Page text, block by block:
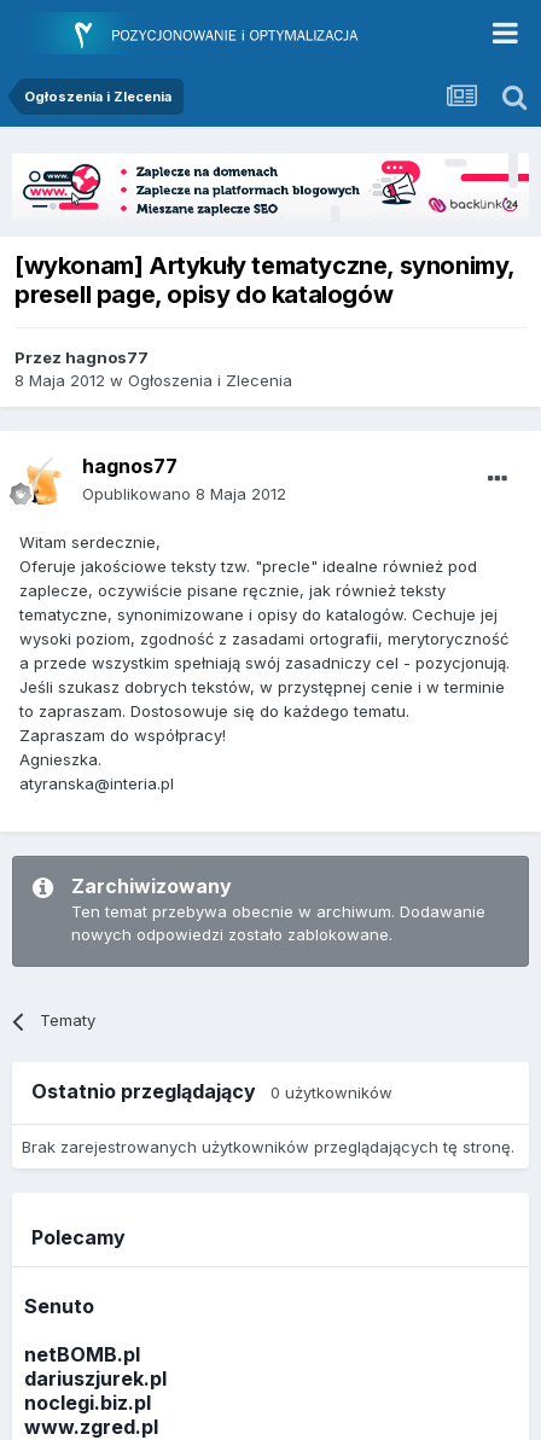
Ogłoszenia i Zlecenia
[wykonam] Artykuły tematyczne, synonimy,
presell page, opisy do katalogów
Przez hagnos77
8 Maja 2012 w Ogłoszenia i Zlecenia
hagnos77
Opublikowano 8 Maja 2012
Witam serdecznie,
Oferuje jakościowe teksty tzw. "precle" idealne również pod
zaplecze, oczywiście pisane ręcznie, jak również teksty
tematyczne, synonimizowane i opisy do katalogów. Cechuje jej
wysoki poziom, zgodność z zasadami ortografii, merytoryczność
a przede wszystkim spełniają swój zasadniczy cel - pozycjonują.
Jeśli szukasz dobrych tekstów, w przystępnej cenie i w terminie
to zapraszam. Dostosowuje się do każdego tematu.
Zapraszam do współpracy!
Agnieszka.
atyranska@interia.pl
Zarchiwizowany
Ten temat przebywa obecnie w archiwum. Dodawanie
nowych odpowiedzi zostało zablokowane.
Tematy
Ostatnio przeglądający 0 użytkowników
Brak zarejestrowanych użytkowników przeglądających tę stronę.
Polecamy
Senuto
netBOMB.pl
dariuszjurek.pl
noclegi.biz.pl
www.zgred.pl